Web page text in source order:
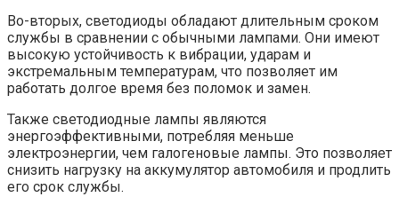
Во-вторых, светодиоды обладают длительным сроком
службы в сравнении с обычными лампами. Они имеют
высокую устойчивость к вибрации, ударам и
экстремальным температурам, что позволяет им
работать долгое время без поломок и замен.
Также светодиодные лампы являются
энергоэффективными, потребляя меньше
электроэнергии, чем галогеновые лампы. Это позволяет
снизить нагрузку на аккумулятор автомобиля и продлить
его срок службы.